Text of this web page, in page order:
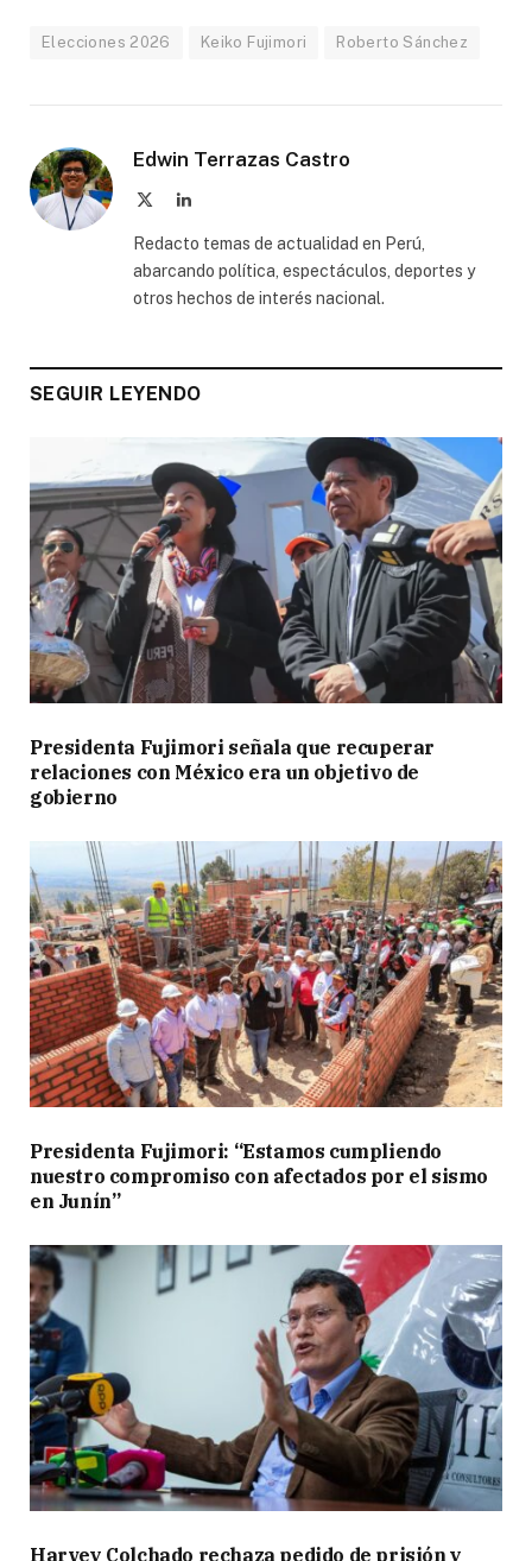
Elecciones 2026 Keiko Fujimori Roberto Sánchez
Edwin Terrazas Castro
LinkedIn
Redacto temas de actualidad en Perú,
abarcando política, espectáculos, deportes y
otros hechos de interés nacional.
SEGUIR LEYENDO
Presidenta Fujimori señala que recuperar
relaciones con México era un objetivo de
gobierno
Presidenta Fujimori: “Estamos cumpliendo
nuestro compromiso con afectados por el sismo
en Junín”
Harvey Colchado rechaza pedido de prisión y